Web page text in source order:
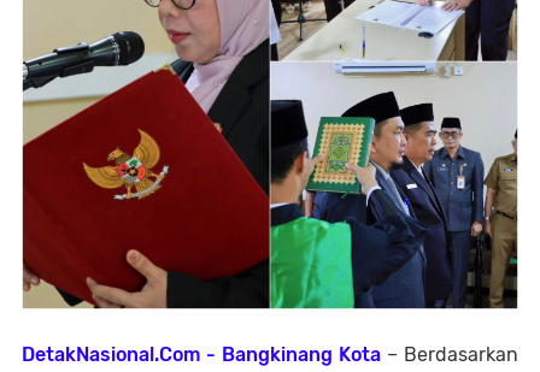
DetakNasional.Com - Bangkinang Kota – Berdasarkan